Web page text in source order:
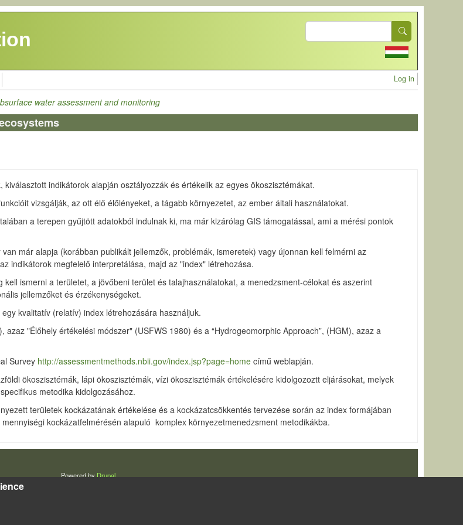
Search
User
Log in
water assessment and monitoring
indikátorok alapján osztályozzák és értékelik az egyes ökoszisztémákat.
vizsgálják, az ott élő élőlényeket, a tágabb környezetet, az ember általi használatokat.
a terepen gyűjtött adatokból indulnak ki, ma már kizárólag GIS támogatással, ami a mérési pontok
már alapja (korábban publikált jellemzők, problémák, ismeretek) vagy újonnan kell felmérni az
indikátorok megfelelő interpretálása, majd az "index" létrehozása.
ismerni a területet, a jövőbeni terület és talajhasználatokat, a menedzsment-célokat és aszerint
jellemzőket és érzékenységeket.
kvalitatív (relatív) index létrehozására használjuk.
"Élőhely értékelési módszer" (USFWS 1980) és a “Hydrogeomorphic Approach”, (HGM), azaz a
Survey http://assessmentmethods.nbii.gov/index.jsp?page=home című weblapján.
ökoszisztémák, lápi ökoszisztémák, vízi ökoszisztémák értékelésére kidolgozoztt eljárásokat, melyek
metodika kidolgozásához.
területek kockázatának értékelése és a kockázatcsökkentés tervezése során az index formájában
kockázatfelmérésén alapuló komplex környezetmenedzsment metodikákba.
Powered byDrupal